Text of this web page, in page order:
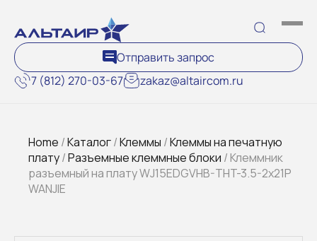
7 (812) 270-03-67 zakaz@altaircom.ru
Отправить запрос
Home /Каталог/Клеммы /Клеммы на печатную
плату/Разъемные клеммные блоки / Клеммник
разъемный на плату WJ15EDGVHB-THT-3.5-2x21P
WANJIE